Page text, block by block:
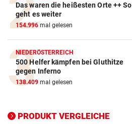
Das waren die heißesten Orte ++ So
geht es weiter
154.996 mal gelesen
NIEDERÖSTERREICH
500 Helfer kämpfen bei Gluthitze
gegen Inferno
138.409 mal gelesen
PRODUKT VERGLEICHE
ZUM VERGLEICH
E-Bike Vergleich
ZUM VERGLEICH
Elektro-Scooter Vergleich
ZUM VERGLEICH
ZUM VERGLEICH